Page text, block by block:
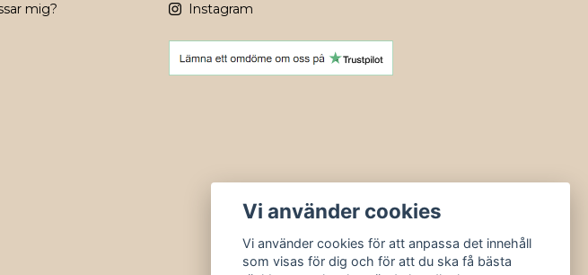
mig?
Instagram
Vi använder cookies
Vi använder cookies för att anpassa det innehåll
som visas för dig och för att du ska få bästa